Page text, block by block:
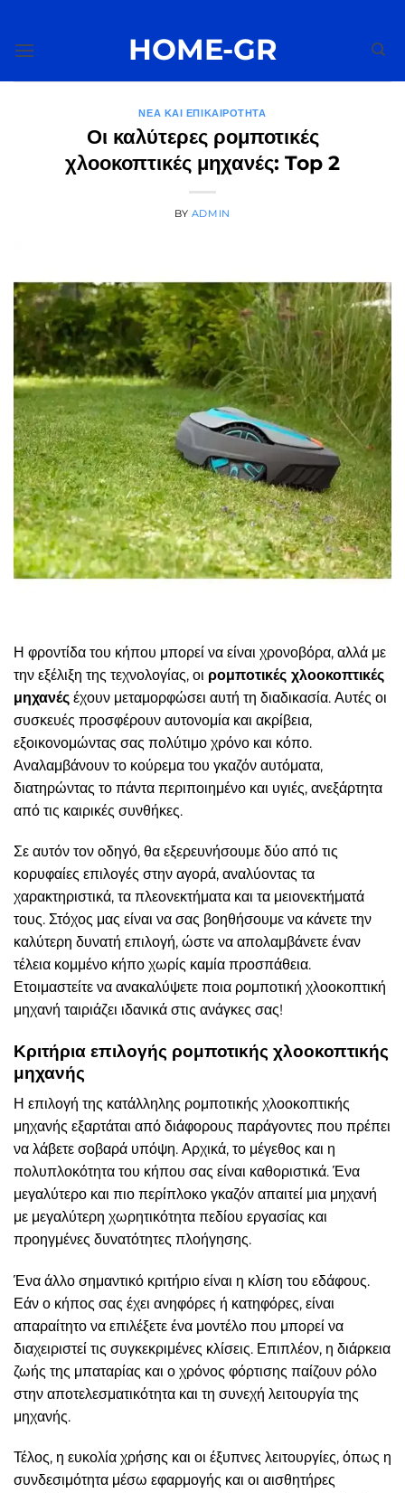
περιεχόμενο
HOME-GR
ΝΈΑ ΚΑΙ ΕΠΙΚΑΙΡΌΤΗΤΑ
Οι καλύτερες ρομποτικές
χλοοκοπτικές μηχανές: Top 2
BY ADMIN
Η φροντίδα του κήπου μπορεί να είναι χρονοβόρα, αλλά με
την εξέλιξη της τεχνολογίας, οι ρομποτικές χλοοκοπτικές
μηχανές έχουν μεταμορφώσει αυτή τη διαδικασία. Αυτές οι
συσκευές προσφέρουν αυτονομία και ακρίβεια,
εξοικονομώντας σας πολύτιμο χρόνο και κόπο.
Αναλαμβάνουν το κούρεμα του γκαζόν αυτόματα,
διατηρώντας το πάντα περιποιημένο και υγιές, ανεξάρτητα
από τις καιρικές συνθήκες.
Σε αυτόν τον οδηγό, θα εξερευνήσουμε δύο από τις
κορυφαίες επιλογές στην αγορά, αναλύοντας τα
χαρακτηριστικά, τα πλεονεκτήματα και τα μειονεκτήματά
τους. Στόχος μας είναι να σας βοηθήσουμε να κάνετε την
καλύτερη δυνατή επιλογή, ώστε να απολαμβάνετε έναν
τέλεια κομμένο κήπο χωρίς καμία προσπάθεια.
Ετοιμαστείτε να ανακαλύψετε ποια ρομποτική χλοοκοπτική
μηχανή ταιριάζει ιδανικά στις ανάγκες σας!
Κριτήρια επιλογής ρομποτικής χλοοκοπτικής
μηχανής
Η επιλογή της κατάλληλης ρομποτικής χλοοκοπτικής
μηχανής εξαρτάται από διάφορους παράγοντες που πρέπει
να λάβετε σοβαρά υπόψη. Αρχικά, το μέγεθος και η
πολυπλοκότητα του κήπου σας είναι καθοριστικά. Ένα
μεγαλύτερο και πιο περίπλοκο γκαζόν απαιτεί μια μηχανή
με μεγαλύτερη χωρητικότητα πεδίου εργασίας και
προηγμένες δυνατότητες πλοήγησης.
Ένα άλλο σημαντικό κριτήριο είναι η κλίση του εδάφους.
Εάν ο κήπος σας έχει ανηφόρες ή κατηφόρες, είναι
απαραίτητο να επιλέξετε ένα μοντέλο που μπορεί να
διαχειριστεί τις συγκεκριμένες κλίσεις. Επιπλέον, η διάρκεια
ζωής της μπαταρίας και ο χρόνος φόρτισης παίζουν ρόλο
στην αποτελεσματικότητα και τη συνεχή λειτουργία της
μηχανής.
Τέλος, η ευκολία χρήσης και οι έξυπνες λειτουργίες, όπως η
συνδεσιμότητα μέσω εφαρμογής και οι αισθητήρες